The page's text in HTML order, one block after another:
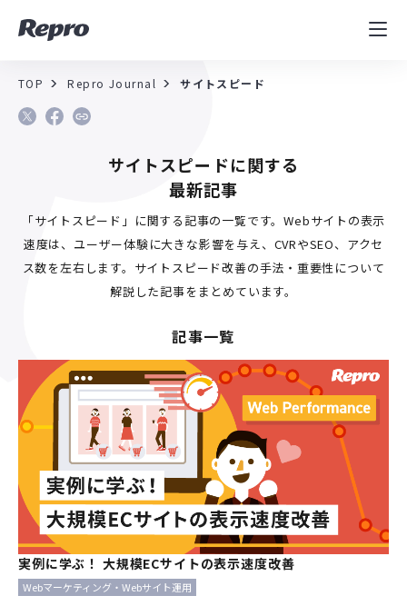
MAツール
コンサルティング
セミナー／イベント
資料／コンテンツ
TOP Repro Journal サイトスピード
サイトスピードに関する
最新記事
「サイトスピード」に関する記事の一覧です。Webサイトの表示
速度は、ユーザー体験に大きな影響を与え、CVRやSEO、アクセ
ス数を左右します。サイトスピード改善の手法・重要性について
解説した記事をまとめています。
記事一覧
実例に学ぶ！ 大規模ECサイトの表示速度改善
Webマーケティング・Webサイト運用